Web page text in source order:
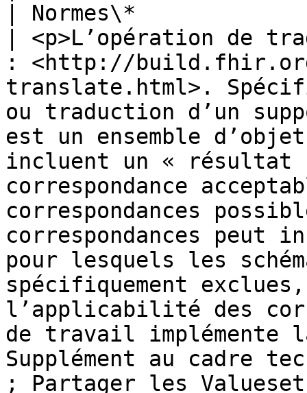
| Normes\*
| <p>L’opération de
: <http://build.fhir.org/
translate.html>.
ou traduction d’un
est un ensemble
incluent un « résultat
correspondance
correspondances
correspondances peut
pour lesquels les
spécifiquement
l’applicabilité des
de travail implémente
Supplément au cadre
; Partager les